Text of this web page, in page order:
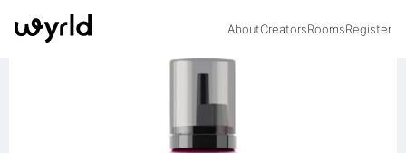
AboutCreatorsRoomsRegister